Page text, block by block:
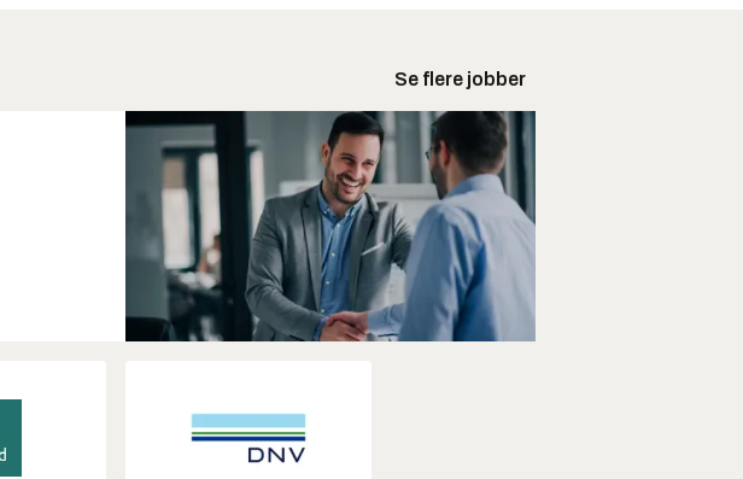
Se flere jobber